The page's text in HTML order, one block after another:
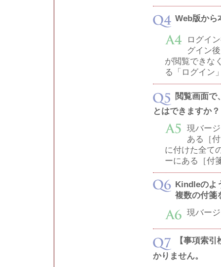
Web版から
ログイ
グイン
が閲覧できな
る「ログイン
閲覧画面で
とはできますか？
現バー
ある［
に付けた全て
ーにある［付
Kindleのよ
複数の付箋
現バー
【事項索
かりません。